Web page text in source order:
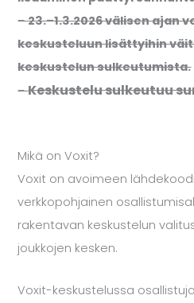
–23.–1.3.2026 välisen ajan
keskusteluun lisättyihin
keskustelun sulkeutumista.
–Keskustelu sulkeutuu
Mikä on Voxit?
Voxit on avoimeen
verkkopohjainen
rakentavan keskustelun
joukkojen kesken.
Voxit-keskustelussa